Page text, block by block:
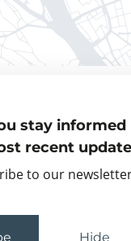
stay informed
recent
to our
Hide
Visiting Fellows
Partner organisations